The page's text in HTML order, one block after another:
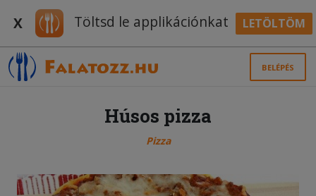
X Töltsd le applikációnkat LETÖLTÖM
BELÉPÉS
Húsos pizza
Pizza